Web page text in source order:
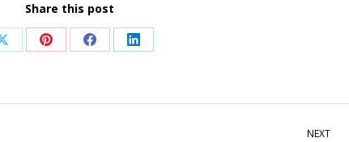
Share this post
Share
X
Share
Pinterest
Share
Facebook
Share
LinkedIn
NEXT